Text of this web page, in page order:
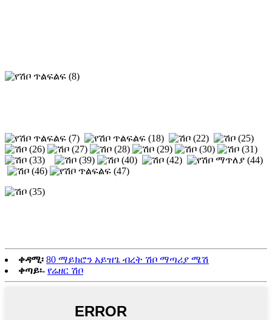
ቀዳሚ፡ 80 ማይክሮን አይዝጌ ብረት ሽቦ ማጣሪያ ሜሽ
ቀጣይ፡- የሬዘር ሽቦ